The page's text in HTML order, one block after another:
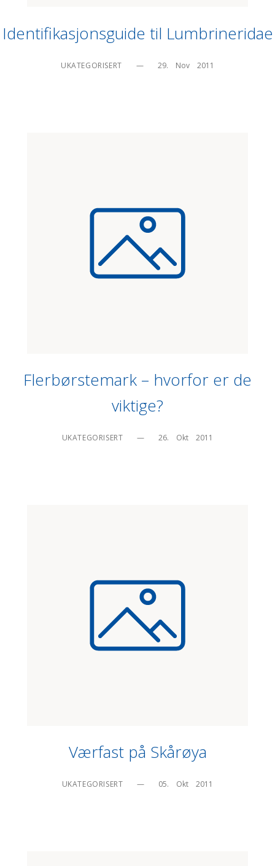
Identifikasjonsguide til Lumbrineridae
UKATEGORISERT — 29.    Nov    2011
Flerbørstemark – hvorfor er de
viktige?
UKATEGORISERT — 26.    Okt    2011
Værfast på Skårøya
UKATEGORISERT — 05.    Okt    2011